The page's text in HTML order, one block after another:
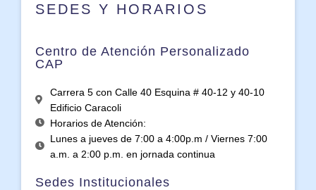
SEDES Y HORARIOS
Centro de Atención Personalizado
CAP
Carrera 5 con Calle 40 Esquina # 40-12 y 40-10
Edificio Caracoli
Horarios de Atención:
Lunes a jueves de 7:00 a 4:00p.m / Viernes 7:00
a.m. a 2:00 p.m. en jornada continua
Sedes Institucionales